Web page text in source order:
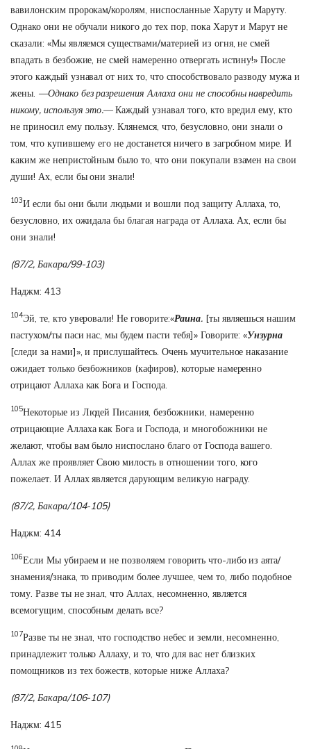
вавилонским пророкам/королям, ниспосланные Харуту и Маруту.
Однако они не обучали никого до тех пор, пока Харут и Марут не
сказали: «Мы являемся существами/материей из огня, не смей
впадать в безбожие, не смей намеренно отвергать истину!» После
этого каждый узнавал от них то, что способствовало разводу мужа и
жены. —Однако без разрешения Аллаха они не способны навредить
никому, используя это.—Каждый узнавал того, кто вредил ему, кто
не приносил ему пользу. Клянемся, что, безусловно, они знали о
том, что купившему его не достанется ничего в загробном мире. И
каким же непристойным было то, что они покупали взамен на свои
души! Ах, если бы они знали!
103И если бы они были людьми и вошли под защиту Аллаха, то,
безусловно, их ожидала бы благая награда от Аллаха. Ах, если бы
они знали!
(87/2, Бакара/99-103)
Наджм: 413
104Эй, те, кто уверовали! Не говорите:«Раина.[ты являешься нашим
пастухом/ты паси нас, мы будем пасти тебя]» Говорите: «Унзурна
[следи за нами]», и прислушайтесь. Очень мучительное наказание
ожидает только безбожников (кафиров), которые намеренно
отрицают Аллаха как Бога и Господа.
105Некоторые из Людей Писания, безбожники, намеренно
отрицающие Аллаха как Бога и Господа, и многобожники не
желают, чтобы вам было ниспослано благо от Господа вашего.
Аллах же проявляет Свою милость в отношении того, кого
пожелает. И Аллах является дарующим великую награду.
(87/2, Бакара/104-105)
Наджм: 414
106Если Мы убираем и не позволяем говорить что-либо из аята/
знамения/знака, то приводим более лучшее, чем то, либо подобное
тому. Разве ты не знал, что Аллах, несомненно, является
всемогущим, способным делать все?
107Разве ты не знал, что господство небес и земли, несомненно,
принадлежит только Аллаху, и то, что для вас нет близких
помощников из тех божеств, которые ниже Аллаха?
(87/2, Бакара/106-107)
Наджм: 415